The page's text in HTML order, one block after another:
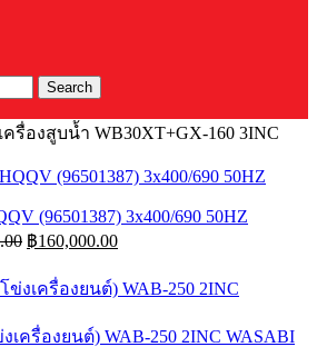
Search
เครื่องสูบน้ำ WB30XT+GX-160 3INC
(96501387) 3x400/690 50HZ
Original
price
was:
฿229,670.00.
฿160,000.00Current
price
฿160,000.00.
ครื่องยนต์) WAB-250 2INC WASABI